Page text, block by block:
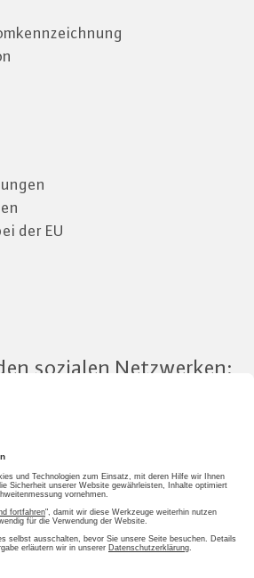
der EU
sozialen Netzwerken:
Mitgliederbereich
LOGIN